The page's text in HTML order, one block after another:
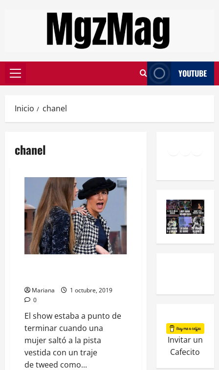
YOUTUBE
Inicio chanel
chanel
Mariana
1 octubre, 2019
0
El show estaba a punto de
terminar cuando una
mujer saltó a la pista
vestida con un traje
de tweed como...
Invitar un
Cafecito